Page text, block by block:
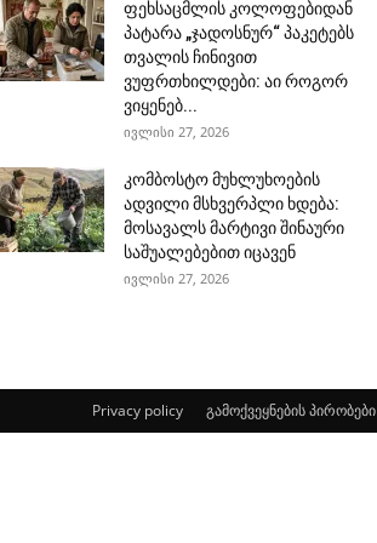
ფეხსაცმლის კოლოფებიდან
პატარა „ჯადოსნურ“ პაკეტებს
თვალის ჩინივით
ვუფრთხილდები: აი როგორ
ვიყენებ...
ივლისი 27, 2026
კომბოსტო მუხლუხოების
ადვილი მსხვერპლი ხდება:
მოსავალს მარტივი შინაური
საშუალებებით იცავენ
ივლისი 27, 2026
Privacy policy გამოქვეყნების პირობები